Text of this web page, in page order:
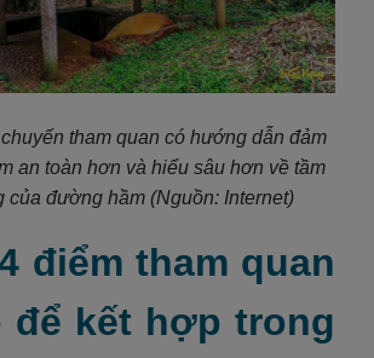
tham quan có hướng dẫn đảm
an toàn hơn và hiểu sâu hơn về tầm
của đường hầm (Nguồn: Internet)
điểm tham quan
để kết hợp trong